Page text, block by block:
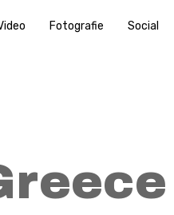
Fotografie Social